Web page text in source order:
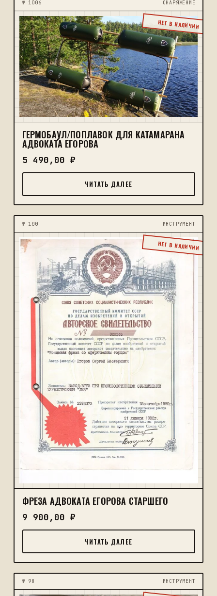
№ 1006 CНАРЯЖЕНИЕ
НЕТ В НАЛИЧИИ
ГЕРМОБАУЛ/ПОПЛАВОК ДЛЯ КАТАМАРАНА
АДВОКАТА ЕГОРОВА
5 490,00 ₽
ЧИТАТЬ ДАЛЕЕ
№ 100 ИНСТРУМЕНТ
НЕТ В НАЛИЧИИ
ФРЕЗА АДВОКАТА ЕГОРОВА СТАРШЕГО
9 900,00 ₽
ЧИТАТЬ ДАЛЕЕ
№ 98 ИНСТРУМЕНТ